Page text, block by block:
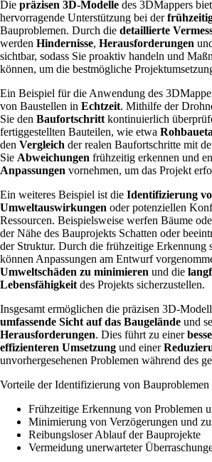
Die präzisen 3D-Modelle des 3DMappers
hervorragende Unterstützung bei der
Bauproblemen. Durch die detaillierte
werden Hindernisse, Herausforderungen
sichtbar, sodass Sie proaktiv handeln und
können, um die bestmögliche
Ein Beispiel für die Anwendung des
von Baustellen in Echtzeit. Mithilfe der
Sie den Baufortschritt kontinuierlich
fertiggestellten Bauteilen, wie etwa
den Vergleich der realen Baufortschritte mit
Sie Abweichungen frühzeitig erkennen und
Anpassungen vornehmen, um das Projekt
Ein weiteres Beispiel ist die Identifizierung
Umweltauswirkungen oder potenziellen
Ressourcen. Beispielsweise werfen Bäume
der Nähe des Bauprojekts Schatten oder
der Struktur. Durch die frühzeitige Erkennung
können Anpassungen am Entwurf
Umweltschäden zu minimieren und die
Lebensfähigkeit des Projekts sicherzustellen.
Insgesamt ermöglichen die präzisen 3D-
umfassende Sicht auf das Baugelände und
Herausforderungen. Dies führt zu einer
effizienteren Umsetzung und einer
unvorhergesehenen Problemen während des
Vorteile der Identifizierung von
Frühzeitige Erkennung von Problemen
Minimierung von Verzögerungen und
Reibungsloser Ablauf der Bauprojekte
Vermeidung unerwarteter